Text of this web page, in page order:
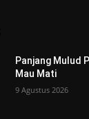
Panjang Mulud
Mau Mati
9 Agustus 2026